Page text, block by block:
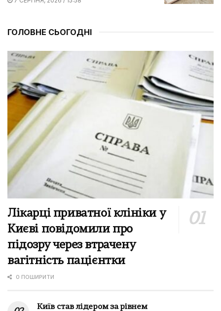
ГОЛОВНЕ СЬОГОДНІ
Лікарці приватної клініки у
Києві повідомили про
підозру через втрачену
вагітність пацієнтки
0 ПОШИРИТИ
Київ став лідером за рівнем